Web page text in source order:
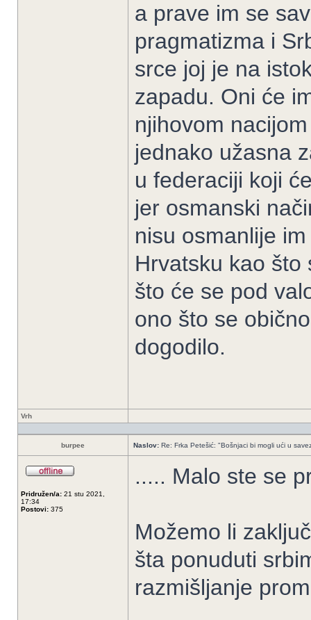
a prave im se
pragmatizma i
srce joj je na
zapadu. Oni će
njihovom
jednako užasna
u federaciji koji
jer osmanski
nisu osmanlije
Hrvatsku kao što
što će se pod
ono što se
dogodilo.
Vrh
burpee Naslov: Re: Frka Petešić: "Bošnjaci bi mogli ući u
Pridružen/a: 21 stu 2021,
17:34
Postovi: 375
..... Malo ste se
Možemo li
šta ponuduti
razmišljanje